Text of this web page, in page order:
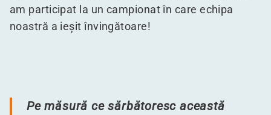
am participat la un campionat în care echipa
noastră a ieșit învingătoare!
Pe măsură ce sărbătoresc această